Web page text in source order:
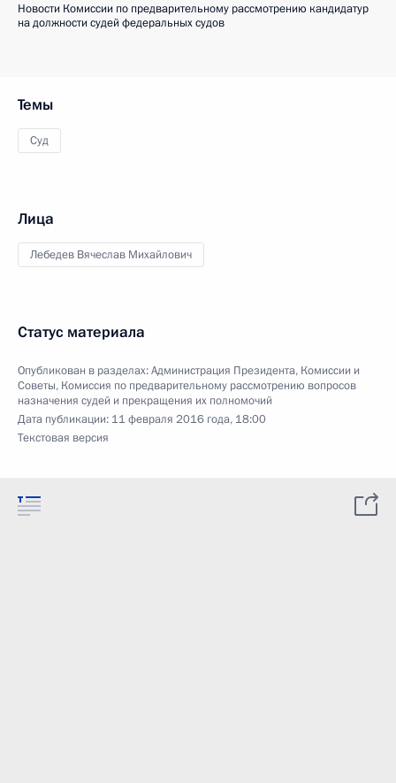
Новости Комиссии по предварительному рассмотрению кандидатур
на должности судей федеральных судов
Темы
Суд
Лица
Лебедев Вячеслав Михайлович
Статус материала
Опубликован в разделах:Администрация Президента, Комиссии и
Советы, Комиссия по предварительному рассмотрению вопросов
назначения судей и прекращения их полномочий
Дата публикации: 11 февраля 2016 года, 18:00
Текстовая версия